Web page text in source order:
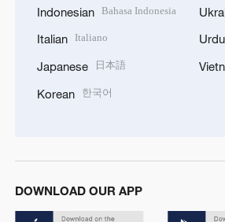
Indonesian Bahasa Indonesia
Italian Italiano
Japanese 日本語
Korean 한국어
Urdu
DOWNLOAD OUR APP